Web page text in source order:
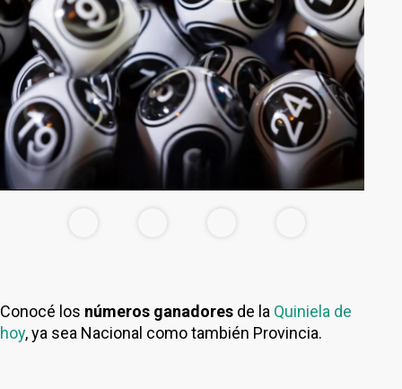
Conocé los números ganadores de la Quiniela de
hoy, ya sea Nacional como también Provincia.